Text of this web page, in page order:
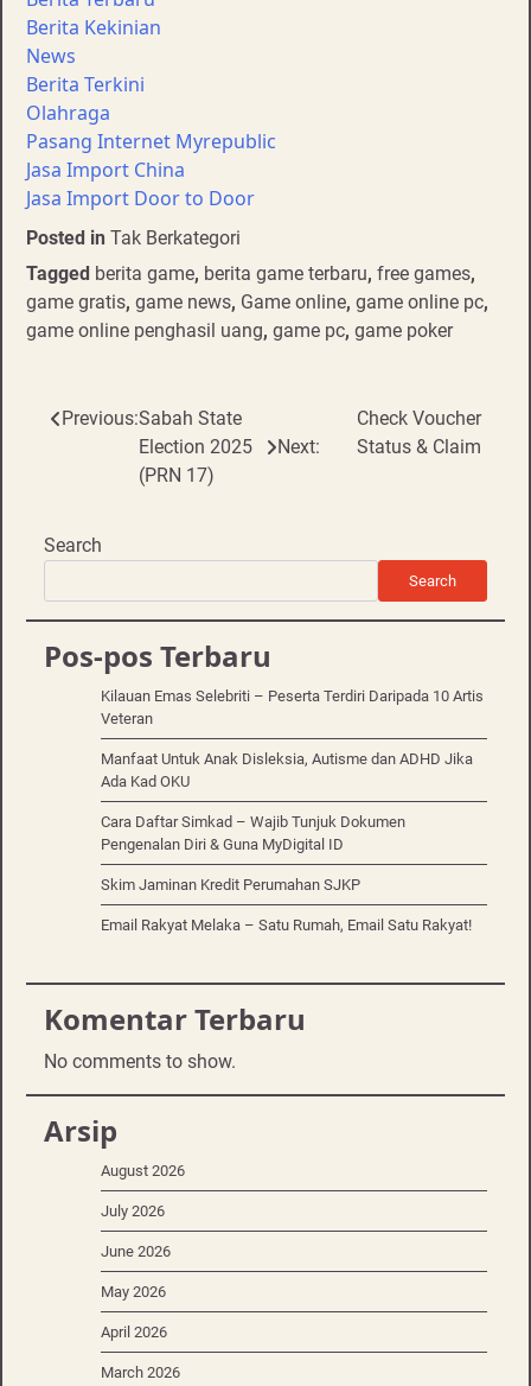
Berita Kekinian
News
Berita Terkini
Olahraga
Pasang Internet Myrepublic
Jasa Import China
Jasa Import Door to Door
Posted in Tak Berkategori
Tagged berita game, berita game terbaru, free games,
game gratis, game news, Game online, game online pc,
game online penghasil uang, game pc, game poker
Post
navigation
Previous:Sabah State
Election 2025
(PRN 17)
Next:
Check Voucher
Status & Claim
Search
Search
Pos-pos Terbaru
Kilauan Emas Selebriti – Peserta Terdiri Daripada 10 Artis
Veteran
Manfaat Untuk Anak Disleksia, Autisme dan ADHD Jika
Ada Kad OKU
Cara Daftar Simkad – Wajib Tunjuk Dokumen
Pengenalan Diri & Guna MyDigital ID
Skim Jaminan Kredit Perumahan SJKP
Email Rakyat Melaka – Satu Rumah, Email Satu Rakyat!
Komentar Terbaru
No comments to show.
Arsip
August 2026
July 2026
June 2026
May 2026
April 2026
March 2026